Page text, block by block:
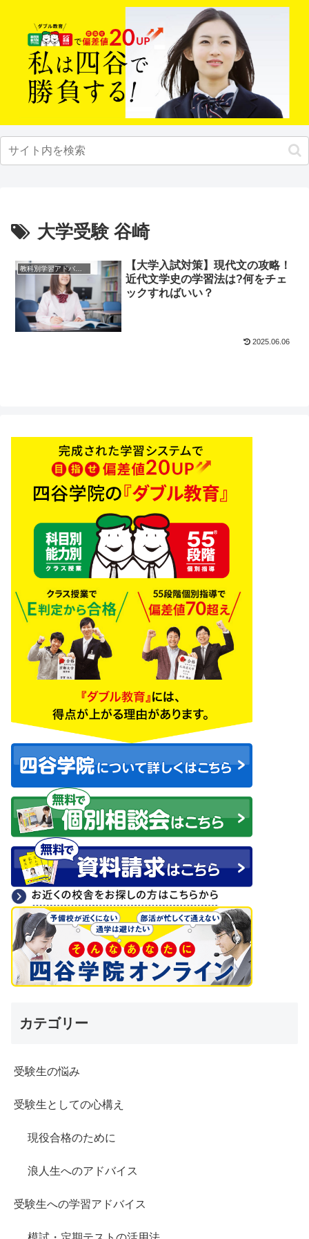
大学受験 谷崎
教科別学習アドバイス
【大学入試対策】現代文の攻略！
近代文学史の学習法は?何をチェ
ックすればいい？
2025.06.06
カテゴリー
受験生の悩み
受験生としての心構え
現役合格のために
浪人生へのアドバイス
受験生への学習アドバイス